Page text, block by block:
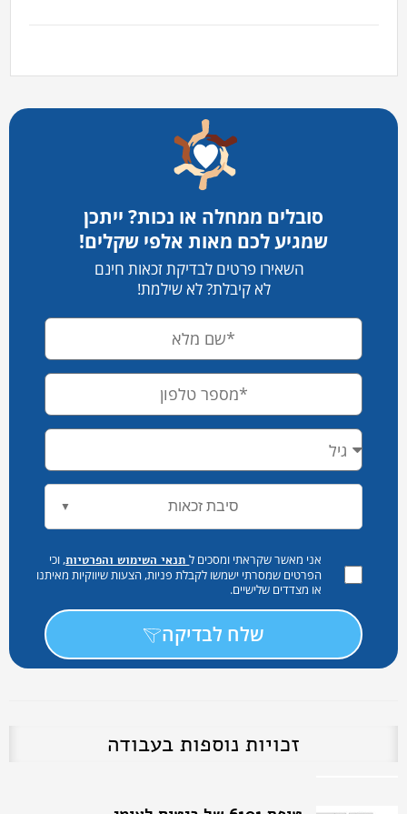
סובלים ממחלה או נכות? ייתכן
שמגיע לכם מאות אלפי שקלים!
השאירו פרטים לבדיקת זכאות חינם
לא קיבלת? לא שילמת!
סיבת זכאות ▼
אני מאשר שקראתי ומסכים לתנאי השימוש והפרטיות, וכי
הפרטים שמסרתי ישמשו לקבלת פניות, הצעות שיווקיות מאיתנו
או מצדדים שלישיים.
שלח לבדיקה
זכויות נוספות בעבודה